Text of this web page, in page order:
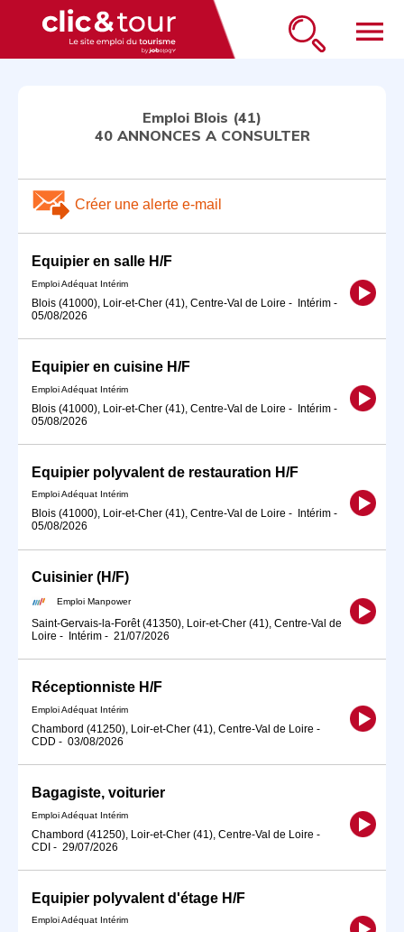
menu
Emploi Blois (41)
40 ANNONCES A CONSULTER
Créer une alerte e-mail
Equipier en salle H/F
Emploi Adéquat Intérim
Blois (41000), Loir-et-Cher (41), Centre-Val de Loire - Intérim -
05/08/2026
Equipier en cuisine H/F
Emploi Adéquat Intérim
Blois (41000), Loir-et-Cher (41), Centre-Val de Loire - Intérim -
05/08/2026
Equipier polyvalent de restauration H/F
Emploi Adéquat Intérim
Blois (41000), Loir-et-Cher (41), Centre-Val de Loire - Intérim -
05/08/2026
Cuisinier (H/F)
Emploi Manpower
Saint-Gervais-la-Forêt (41350), Loir-et-Cher (41), Centre-Val de
Loire - Intérim - 21/07/2026
Réceptionniste H/F
Emploi Adéquat Intérim
Chambord (41250), Loir-et-Cher (41), Centre-Val de Loire -
CDD - 03/08/2026
Bagagiste, voiturier
Emploi Adéquat Intérim
Chambord (41250), Loir-et-Cher (41), Centre-Val de Loire -
CDI - 29/07/2026
Equipier polyvalent d'étage H/F
Emploi Adéquat Intérim